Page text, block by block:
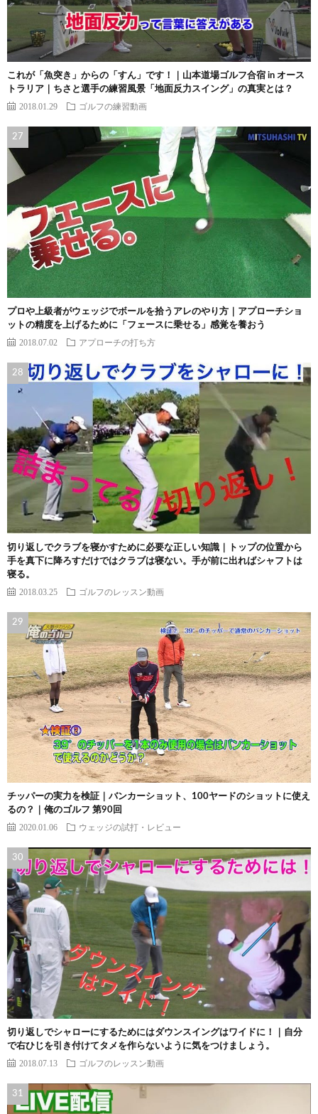
これが「魚突き」からの「すん」です！｜山本道場ゴルフ合宿 in オース
トラリア｜ちさと選手の練習風景「地面反力スイング」の真実とは？
2018.01.29 ゴルフの練習動画
プロや上級者がウェッジでボールを拾うアレのやり方｜アプローチショ
ットの精度を上げるために「フェースに乗せる」感覚を養おう
2018.07.02 アプローチの打ち方
切り返しでクラブを寝かすために必要な正しい知識｜トップの位置から
手を真下に降ろすだけではクラブは寝ない。手が前に出ればシャフトは
寝る。
2018.03.25 ゴルフのレッスン動画
チッパーの実力を検証｜バンカーショット、100ヤードのショットに使え
るの？｜俺のゴルフ 第90回
2020.01.06 ウェッジの試打・レビュー
切り返しでシャローにするためにはダウンスイングはワイドに！｜自分
で右ひじを引き付けてタメを作らないように気をつけましょう。
2018.07.13 ゴルフのレッスン動画